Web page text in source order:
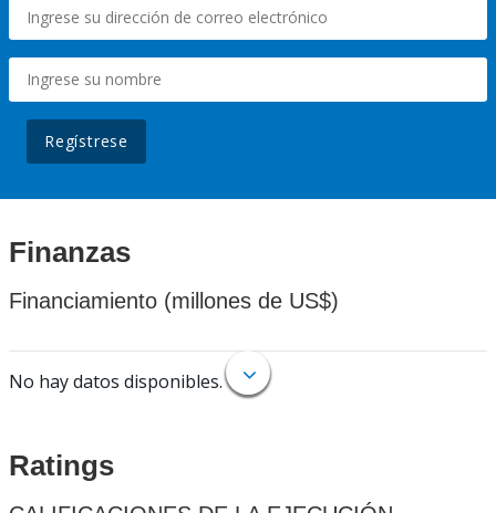
Regístrese
Finanzas
Financiamiento (millones de US$)
No hay datos disponibles.
Ratings